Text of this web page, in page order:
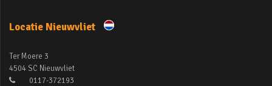
Locatie Nieuwvliet
Ter Moere 3
4504 SC Nieuwvliet
0117-372193